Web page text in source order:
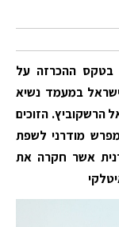
בטקס ההכרזה על
במעמד נשיא
הרשקוביץ. הזוכים
מודרני לשפת
אשר חקרה את